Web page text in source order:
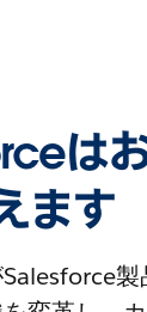
は
ます